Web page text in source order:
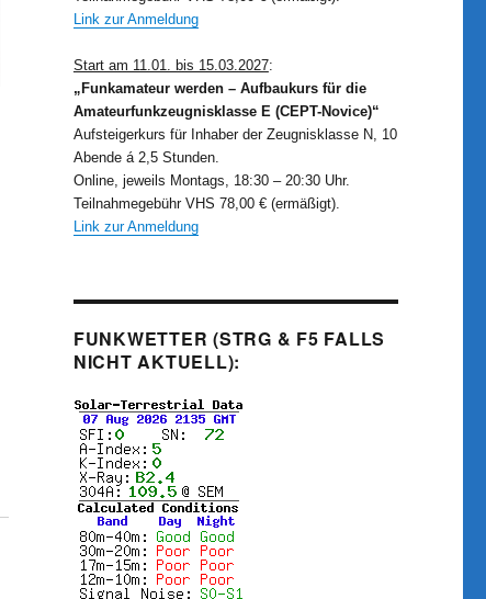
Link zur Anmeldung
Start am 11.01. bis 15.03.2027:
„Funkamateur werden – Aufbaukurs für die
Amateurfunkzeugnisklasse E (CEPT-Novice)“
Aufsteigerkurs für Inhaber der Zeugnisklasse N, 10
Abende á 2,5 Stunden.
Online, jeweils Montags, 18:30 – 20:30 Uhr.
Teilnahmegebühr VHS 78,00 € (ermäßigt).
Link zur Anmeldung
FUNKWETTER (STRG & F5 FALLS
NICHT AKTUELL):